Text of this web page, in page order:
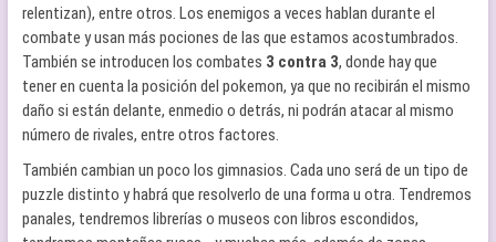
relentizan), entre otros. Los enemigos a veces hablan durante el
combate y usan más pociones de las que estamos acostumbrados.
También se introducen los combates 3 contra 3, donde hay que
tener en cuenta la posición del pokemon, ya que no recibirán el mismo
daño si están delante, enmedio o detrás, ni podrán atacar al mismo
número de rivales, entre otros factores.
También cambian un poco los gimnasios. Cada uno será de un tipo de
puzzle distinto y habrá que resolverlo de una forma u otra. Tendremos
panales, tendremos librerías o museos con libros escondidos,